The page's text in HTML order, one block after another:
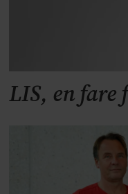
LIS, en fare